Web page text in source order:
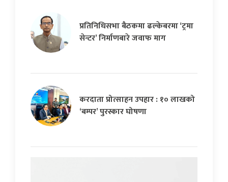
प्रतिनिधिसभा बैठकमा ढल्केबरमा ‘ट्रमा
सेन्टर’ निर्माणबारे जवाफ माग
करदाता प्रोत्साहन उपहार : १० लाखको
‘बम्पर’ पुरस्कार घोषणा